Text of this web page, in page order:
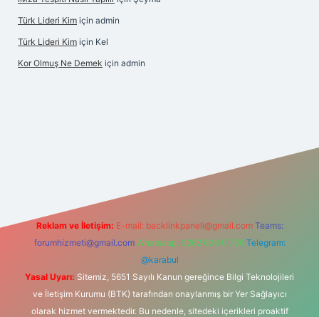
Türk Lideri Kim için admin
Türk Lideri Kim için Kel
Kor Olmuş Ne Demek için admin
Reklam ve İletişim: E-mail: backlinkpaneli@gmail.com Teams:
forumhizmeti@gmail.com Whatsapp: 0262 606 0 726 Telegram:
@karabul
Yasal Uyarı: Sitemiz, 5651 Sayılı Kanun gereğince Bilgi Teknolojileri
ve İletişim Kurumu (BTK) tarafından onaylanmış bir Yer Sağlayıcı
olarak hizmet vermektedir. Bu nedenle, sitedeki içerikleri proaktif